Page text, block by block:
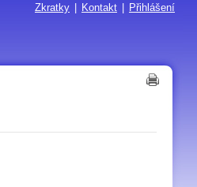
Zkratky Kontakt Přihlášení